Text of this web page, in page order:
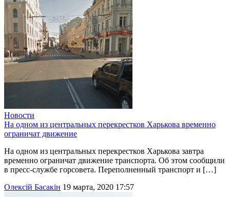
Новости
На одном из центральных перекрестков Харькова временно
ограничат движение
На одном из центральных перекрестков Харькова завтра
временно ограничат движение транспорта. Об этом сообщили
в пресс-службе горсовета. Переполненный транспорт и […]
Олексій Басакін 19 марта, 2020 17:57